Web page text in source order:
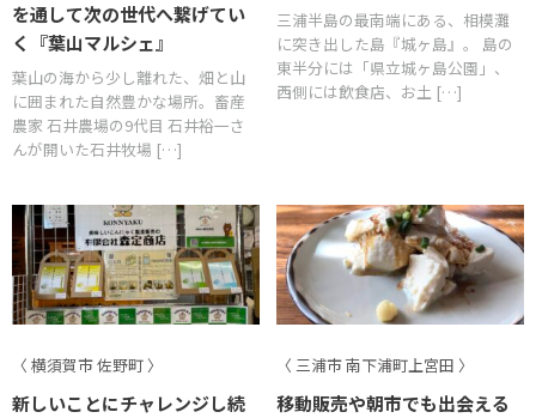
を通して次の世代へ繋げてい
く『葉山マルシェ』
葉山の海から少し離れた、畑と山
に囲まれた自然豊かな場所。畜産
農家 石井農場の9代目 石井裕一さ
んが開いた石井牧場 […]
三浦半島の最南端にある、相模灘
に突き出した島『城ヶ島』。 島の
東半分には「県立城ヶ島公園」、
西側には飲食店、お土 […]
〈 横須賀市 佐野町 〉
新しいことにチャレンジし続
〈 三浦市 南下浦町上宮田 〉
移動販売や朝市でも出会える